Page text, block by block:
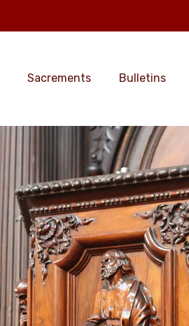
Sacrements Bulletins